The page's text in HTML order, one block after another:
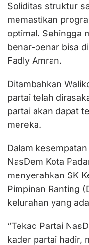
Soliditas struktur
memastikan
optimal. Sehingga
benar-benar bisa
Fadly Amran.
Ditambahkan
partai telah
partai akan dapat
mereka.
Dalam
NasDem Kota
menyerahkan SK
Pimpinan Ranting
kelurahan yang
“Tekad Partai
kader partai hadir,